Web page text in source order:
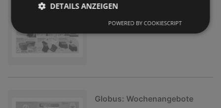
Globus: Wochenangebote
DETAILS ANZEIGEN
POWERED BY COOKIESCRIPT